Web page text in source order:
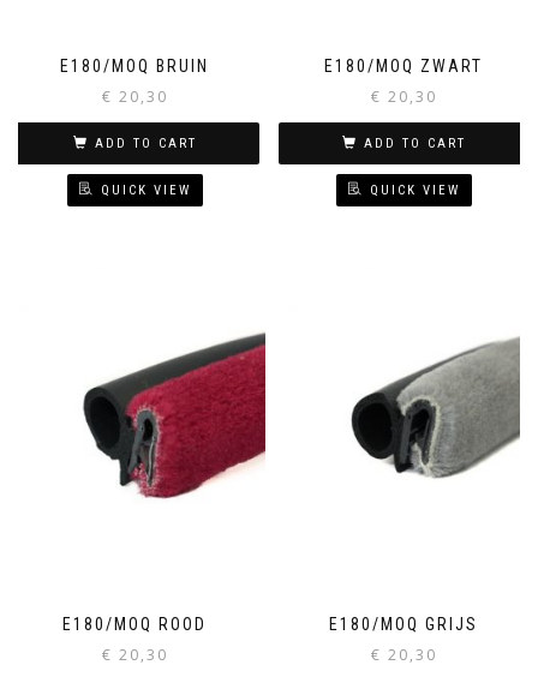
E180/MOQ BRUIN
€ 20,30
ADD TO CART
QUICK VIEW
E180/MOQ ZWART
€ 20,30
ADD TO CART
QUICK VIEW
E180/MOQ ROOD
€ 20,30
E180/MOQ GRIJS
€ 20,30